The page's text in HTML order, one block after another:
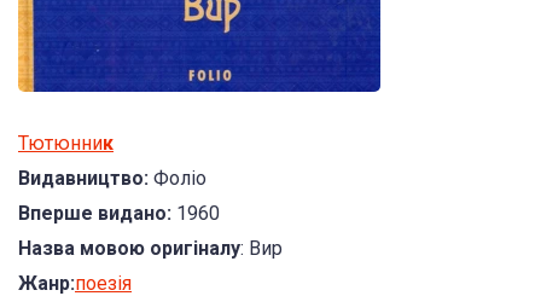
Тютюнник
Видавництво: Фоліо
Вперше видано: 1960
Назва мовою оригіналу: Вир
Жанр:поезія